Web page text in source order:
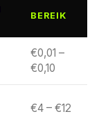
BEREIK
€0,01 –
€0,10
€4 – €12